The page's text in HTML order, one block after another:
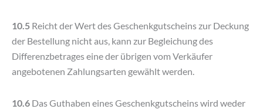
10.5 Reicht der Wert des Geschenkgutscheins zur Deckung
der Bestellung nicht aus, kann zur Begleichung des
Differenzbetrages eine der übrigen vom Verkäufer
angebotenen Zahlungsarten gewählt werden.
10.6 Das Guthaben eines Geschenkgutscheins wird weder